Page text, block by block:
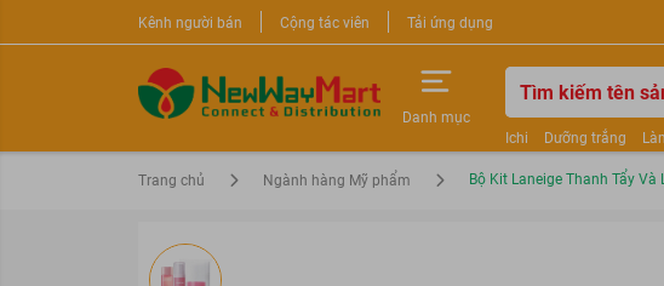
Kênh người bán Cộng tác viên Tải ứng dụng
Danh mục
Ichi Dưỡng trắng
Sữa rửa mặt
Kem
Trang chủ Ngành hàng Mỹ phẩm Bộ Kit Laneige Thanh Tẩy Và